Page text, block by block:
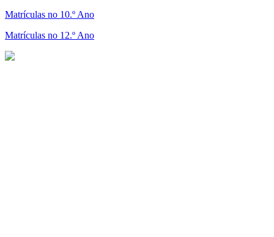
Matrículas no 10.º Ano
Matrículas no 12.º Ano